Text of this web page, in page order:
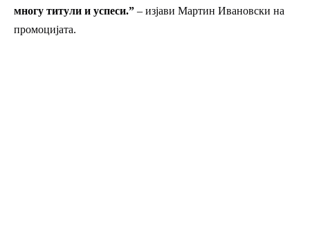
многу титули и успеси.” – изјави Мартин Ивановски на
промоцијата.